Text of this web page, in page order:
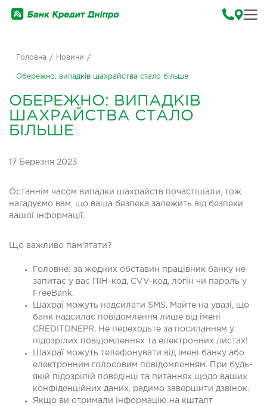
Головна / Новини /
Обережно: випадків шахрайства стало більше
ОБЕРЕЖНО: ВИПАДКІВ
ШАХРАЙСТВА СТАЛО
БІЛЬШЕ
17 Березня 2023
Останнім часом випадки шахрайств почастішали, тож
нагадуємо вам, що ваша безпека залежить від безпеки
вашої інформації.
Що важливо пам’ятати?
Головне: за жодних обставин працівник банку не
запитає у вас ПІН-код, CVV-код, логін чи пароль у
FreeBank.
Шахраї можуть надсилати SMS. Майте на увазі, що
банк надсилає повідомлення лише від імені
CREDITDNEPR. Не переходьте за посиланням у
підозрілих повідомленнях та електронних листах!
Шахраї можуть телефонувати від імені банку або
електронним голосовим повідомленням. При будь-
якій підозрілій поведінці та питаннях щодо ваших
конфіденційних даних, радимо завершити дзвінок.
Якщо ви отримали інформацію на кшталт